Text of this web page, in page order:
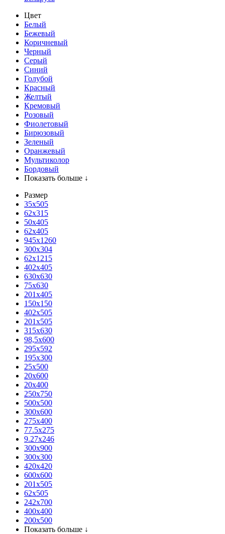
Цвет
Белый
Бежевый
Коричневый
Черный
Серый
Синий
Голубой
Красный
Желтый
Кремовый
Розовый
Фиолетовый
Бирюзовый
Зеленый
Оранжевый
Мультиколор
Бордовый
Показать больше ↓
Размер
35х505
62x315
50x405
62х405
945x1260
300x304
62x1215
402x405
630x630
75x630
201x405
150x150
402x505
201x505
315x630
98,5х600
295x592
195х300
25x500
20х600
20х400
250x750
500x500
300x600
275x400
77.5х275
9.27x246
300x900
300x300
420х420
600х600
201х505
62х505
242х700
400х400
200х500
Показать больше ↓